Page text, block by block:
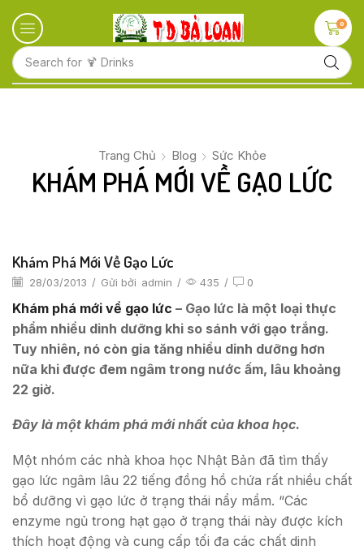
Search for 🍋 Fruits
0
Trang Chủ Blog Sức Khỏe
KHÁM PHÁ MỚI VỀ GẠO LỨC
Khám Phá Mới Về Gạo Lức
28/03/2013 / Gửi bởi admin / 435 / 0
Khám phá mới về gạo lức – Gạo lức là một loại thực
phẩm nhiều dinh dưỡng khi so sánh với gạo trắng.
Tuy nhiên, nó còn gia tăng nhiều dinh dưỡng hơn
nữa khi được đem ngâm trong nước ấm, lâu khoảng
22 giờ.
Đây là một khám phá mới nhất của khoa học.
Một nhóm các nhà khoa học Nhật Bản đã tìm thấy
gạo lức ngâm lâu 22 tiếng đồng hồ chứa rất nhiều chất
bổ dưỡng vì gạo lức ở trạng thái nẩy mầm. “Các
enzyme ngủ trong hạt gạo ở trạng thái này được kích
thích hoạt động và cung cấp tối đa các chất dinh